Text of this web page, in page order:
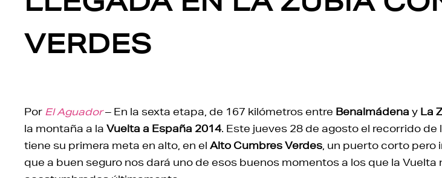
VERDES
Por El Aguador– En la sexta etapa, de 167 kilómetros entre Benalmádena y La
la montaña a la Vuelta a España 2014. Este jueves 28 de agosto el recorrido de
tiene su primera meta en alto, en el Alto Cumbres Verdes , un puerto corto pero
que a buen seguro nos dará uno de esos buenos momentos a los que la Vuelta